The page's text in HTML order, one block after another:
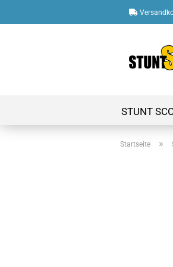
STUNT
Startseite »